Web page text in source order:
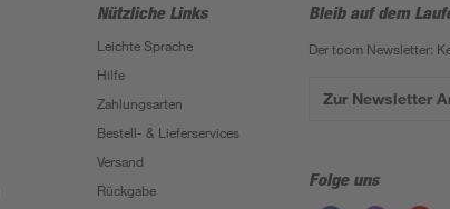
Nützliche Links
Leichte Sprache
Hilfe
Zahlungsarten
Bestell- & Lieferservices
Versand
Rückgabe
Bleib auf dem
Der toom Newsletter:
Zur Newsletter
Folge uns